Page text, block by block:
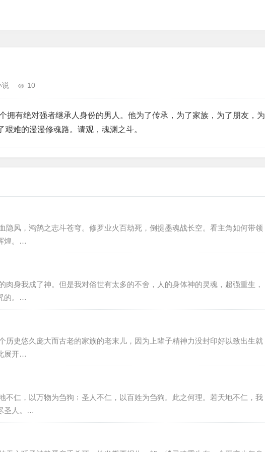
说 10
拥有绝对强者继承人身份的男人。他为了传承，为了家族，为了朋友，为
难的漫漫修魂路。请观，魂渊之斗。
隐风，鸿鹄之志斗苍穹。修罗业火百劫死，倒提墨魂战长空。看主角如何带领
煌。…
肉身我成了神。但是我对俗世有太多的不舍，人的身体神的灵魂，超强重生，
的。…
历史悠久庞大而古老的家族的老末儿，因为上辈子精神力没封印好以致出生就
展开…
不仁，以万物为刍狗﹔圣人不仁，以百姓为刍狗。此之何理。若天地不仁，我
圣人。…